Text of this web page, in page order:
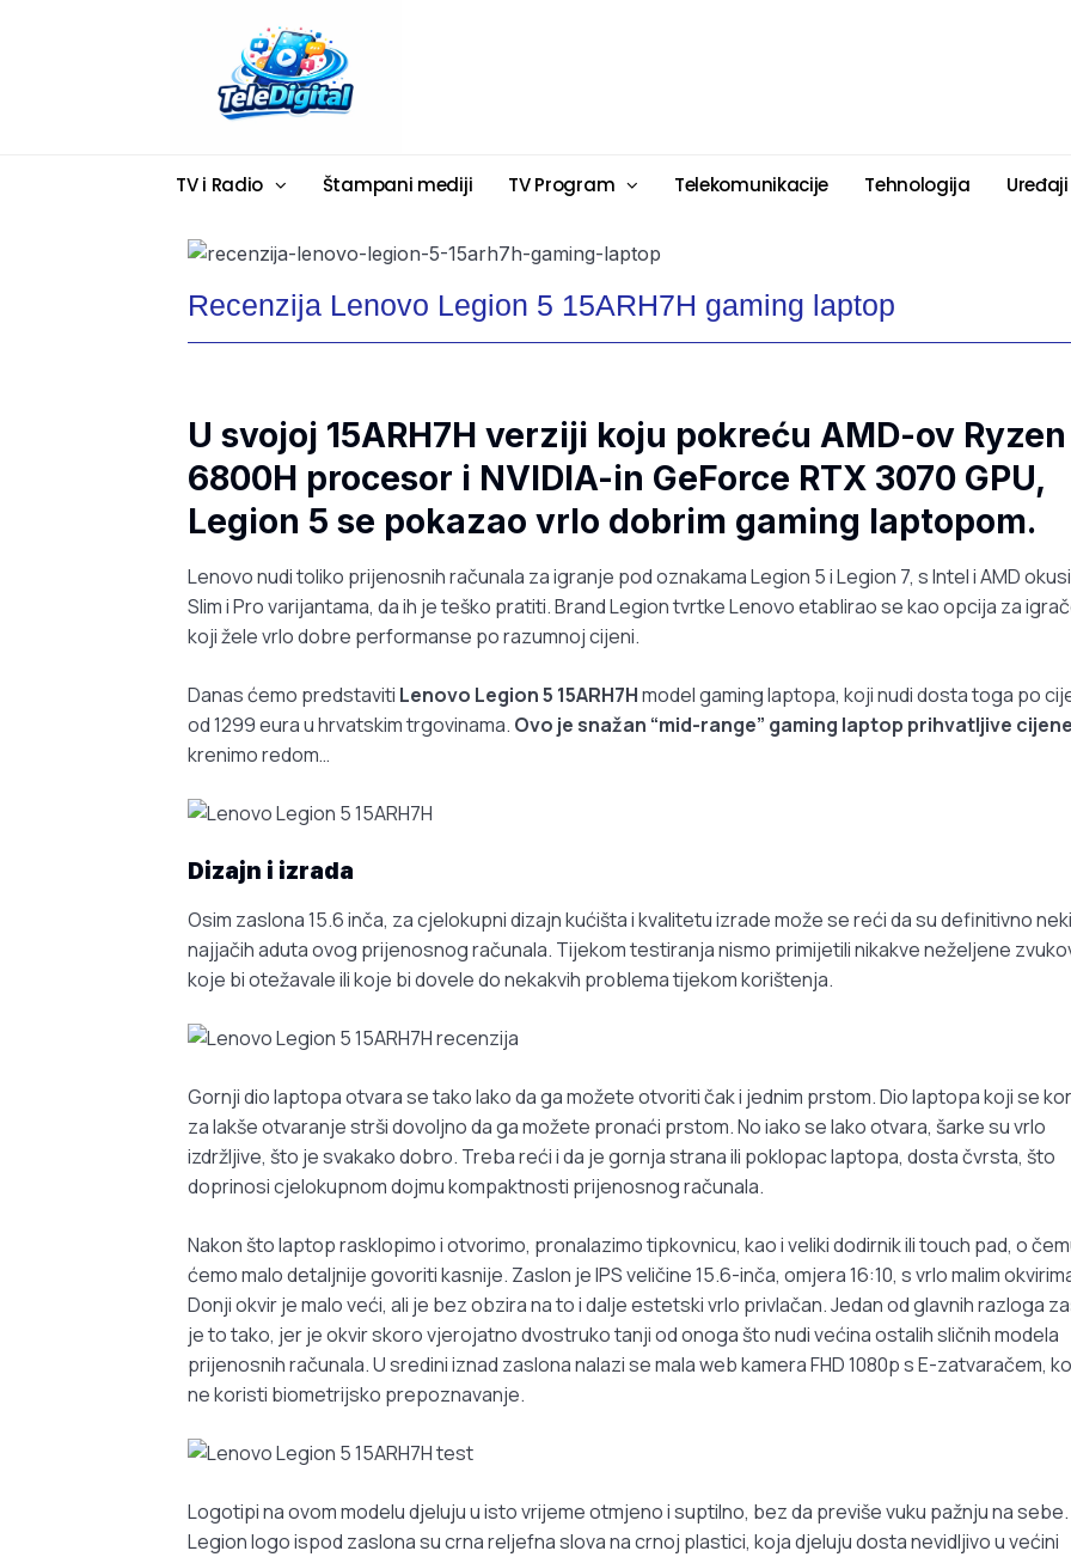
TV i Radio Štampani mediji TV Program Telekomunikacije Tehnologija Uređaji
Recenzija Lenovo Legion 5 15ARH7H gaming laptop
U svojoj 15ARH7H verziji koju pokreću AMD-ov Ryzen
6800H procesor i NVIDIA-in GeForce RTX 3070 GPU,
Legion 5 se pokazao vrlo dobrim gaming laptopom.
Lenovo nudi toliko prijenosnih računala za igranje pod oznakama Legion 5 i Legion 7, s Intel i AMD
Slim i Pro varijantama, da ih je teško pratiti. Brand Legion tvrtke Lenovo etablirao se kao opcija za
koji žele vrlo dobre performanse po razumnoj cijeni.
Danas ćemo predstaviti Lenovo Legion 5 15ARH7Hmodel gaming laptopa, koji nudi dosta toga po
od 1299 eura u hrvatskim trgovinama. Ovo je snažan “mid-range” gaming laptop prihvatljive cijene
krenimo redom…
Dizajn i izrada
Osim zaslona 15.6 inča, za cjelokupni dizajn kućišta i kvalitetu izrade može se reći da su definitivno
najjačih aduta ovog prijenosnog računala. Tijekom testiranja nismo primijetili nikakve neželjene
koje bi otežavale ili koje bi dovele do nekakvih problema tijekom korištenja.
Gornji dio laptopa otvara se tako lako da ga možete otvoriti čak i jednim prstom. Dio laptopa koji se
za lakše otvaranje strši dovoljno da ga možete pronaći prstom. No iako se lako otvara, šarke su vrlo
izdržljive, što je svakako dobro. Treba reći i da je gornja strana ili poklopac laptopa, dosta čvrsta, što
doprinosi cjelokupnom dojmu kompaktnosti prijenosnog računala.
Nakon što laptop rasklopimo i otvorimo, pronalazimo tipkovnicu, kao i veliki dodirnik ili touch pad, o
ćemo malo detaljnije govoriti kasnije. Zaslon je IPS veličine 15.6-inča, omjera 16:10, s vrlo malim
Donji okvir je malo veći, ali je bez obzira na to i dalje estetski vrlo privlačan. Jedan od glavnih razloga
je to tako, jer je okvir skoro vjerojatno dvostruko tanji od onoga što nudi većina ostalih sličnih modela
prijenosnih računala. U sredini iznad zaslona nalazi se mala web kamera FHD 1080p s E-zatvaračem,
ne koristi biometrijsko prepoznavanje.
Logotipi na ovom modelu djeluju u isto vrijeme otmjeno i suptilno, bez da previše vuku pažnju na sebe.
Legion logo ispod zaslona su crna reljefna slova na crnoj plastici, koja djeluju dosta nevidljivo u većini